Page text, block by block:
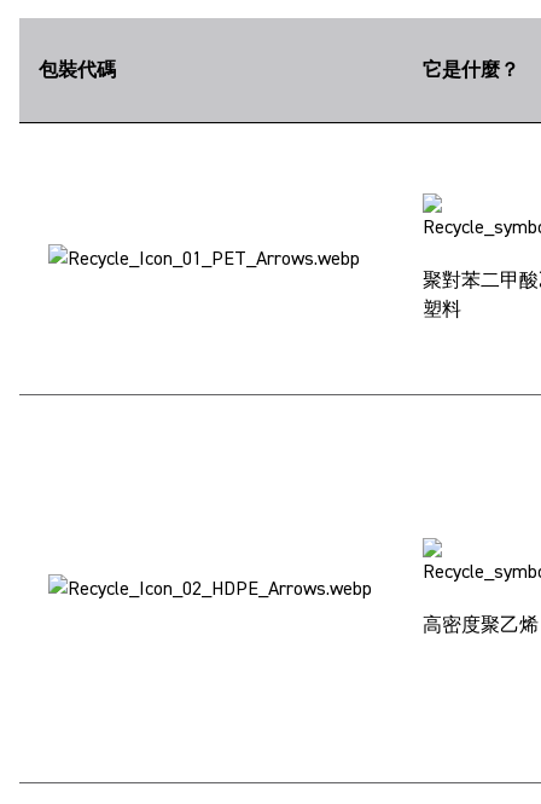
包裝代碼 它是什麼？
聚對苯二甲
塑料
高密度聚乙烯